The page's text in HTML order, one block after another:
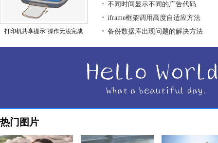
打印机共享提示“操作无法完成
不同时间显示不同的广告代码
iframe框架调用高度自适应方法
备份数据库出现问题的解决方法
热门图片